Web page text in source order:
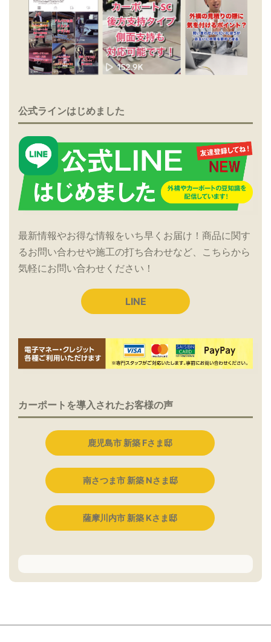
公式ラインはじめました
最新情報やお得な情報をいち早くお届け！商品に関す
るお問い合わせや施工の打ち合わせなど、こちらから
気軽にお問い合わせください！
LINE
カーポートを導入されたお客様の声
鹿児島市 新築 Fさま邸
南さつま市 新築 Nさま邸
薩摩川内市 新築 Kさま邸